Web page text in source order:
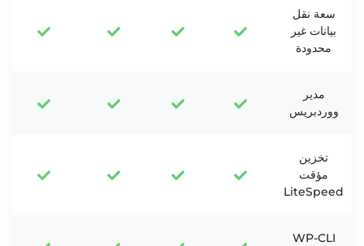
سعة نقل
بيانات غير
محدودة
مدير
ووردبريس
تخزين
مؤقت
LiteSpeed
WP-CLI